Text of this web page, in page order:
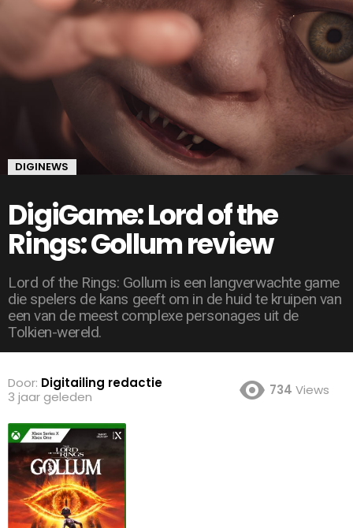
DIGINEWS
DigiGame: Lord of the
Rings: Gollum review
Lord of the Rings: Gollum is een langverwachte game
die spelers de kans geeft om in de huid te kruipen van
een van de meest complexe personages uit de
Tolkien-wereld.
Door: Digitailing redactie
3 jaar geleden
734 Views